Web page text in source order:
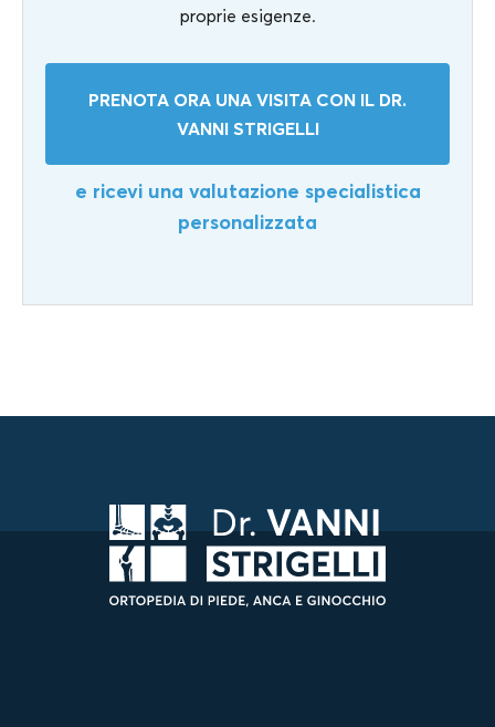
proprie esigenze.
PRENOTA ORA UNA VISITA CON IL DR.
VANNI STRIGELLI
e ricevi una valutazione specialistica
personalizzata